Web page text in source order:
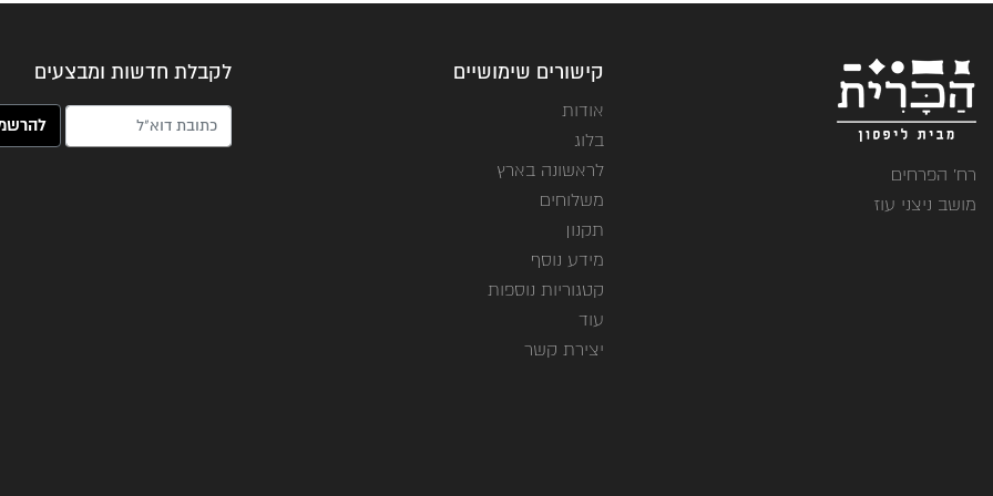
רח' הפרחים
מושב ניצני עוז
קישורים שימושיים
אודות
בלוג
לראשונה בארץ
משלוחים
תקנון
מידע נוסף
קטגוריות נוספות
עוד
יצירת קשר
לקבלת חדשות ומבצעים
האימייל שלך (חובה)